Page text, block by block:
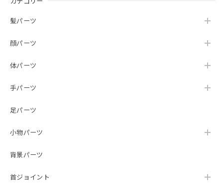
髪パーツ
顔パーツ
体パーツ
手パーツ
足パーツ
小物パーツ
背景パーツ
首ジョイント